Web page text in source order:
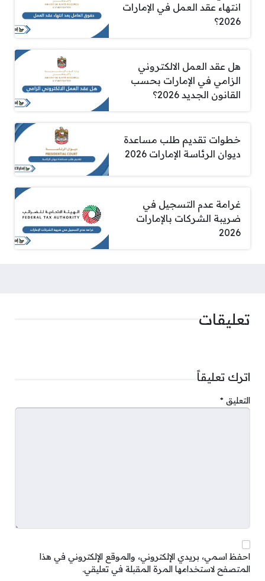
انتهاء عقد العمل في الإمارات
2026؟
هل عقد العمل الالكتروني
الزامي في الإمارات بحسب
القانون الجديد 2026؟
خطوات تقديم طلب مساعدة
ديوان الرئاسة الإمارات 2026
غرامة عدم التسجيل في
ضريبة الشركات بالإمارات
2026
تعليقات
اترك تعليقاً
التعليق *
احفظ اسمي، بريدي الإلكتروني، والموقع الإلكتروني في هذا
المتصفح لاستخدامها المرة المقبلة في تعليقي.